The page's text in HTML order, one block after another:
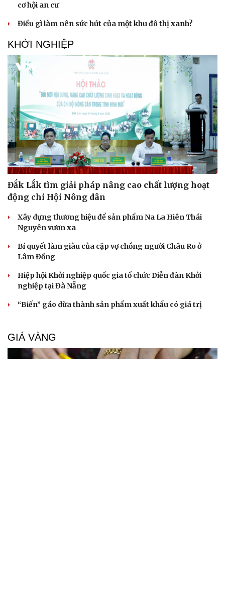
cơ hội an cư
Điều gì làm nên sức hút của một khu đô thị xanh?
KHỞI NGHIỆP
Đắk Lắk tìm giải pháp nâng cao chất lượng hoạt
động chi Hội Nông dân
Xây dựng thương hiệu để sản phẩm Na La Hiên Thái
Nguyên vươn xa
Bí quyết làm giàu của cặp vợ chồng người Châu Ro ở
Lâm Đồng
Hiệp hội Khởi nghiệp quốc gia tổ chức Diễn đàn Khởi
nghiệp tại Đà Nẵng
“Biến” gáo dừa thành sản phẩm xuất khẩu có giá trị
GIÁ VÀNG